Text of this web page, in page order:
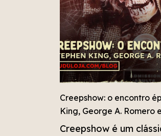
Creepshow: o encontro
King, George A. Romero
Creepshow é um